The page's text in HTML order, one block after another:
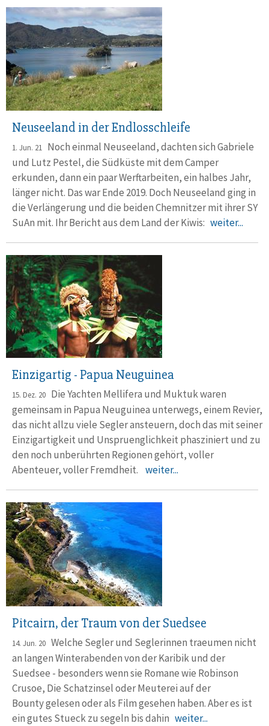
Neuseeland in der Endlosschleife
1. Jun. 21 Noch einmal Neuseeland, dachten sich Gabriele
und Lutz Pestel, die Südküste mit dem Camper
erkunden, dann ein paar Werftarbeiten, ein halbes Jahr,
länger nicht. Das war Ende 2019. Doch Neuseeland ging in
die Verlängerung und die beiden Chemnitzer mit ihrer SY
SuAn mit. Ihr Bericht aus dem Land der Kiwis: weiter...
Einzigartig - Papua Neuguinea
15. Dez. 20 Die Yachten Mellifera und Muktuk waren
gemeinsam in Papua Neuguinea unterwegs, einem Revier,
das nicht allzu viele Segler ansteuern, doch das mit seiner
Einzigartigkeit und Unspruenglichkeit phasziniert und zu
den noch unberührten Regionen gehört, voller
Abenteuer, voller Fremdheit. weiter...
Pitcairn, der Traum von der Suedsee
14. Jun. 20 Welche Segler und Seglerinnen traeumen nicht
an langen Winterabenden von der Karibik und der
Suedsee - besonders wenn sie Romane wie Robinson
Crusoe, Die Schatzinsel oder Meuterei auf der
Bounty gelesen oder als Film gesehen haben. Aber es ist
ein gutes Stueck zu segeln bis dahin weiter...